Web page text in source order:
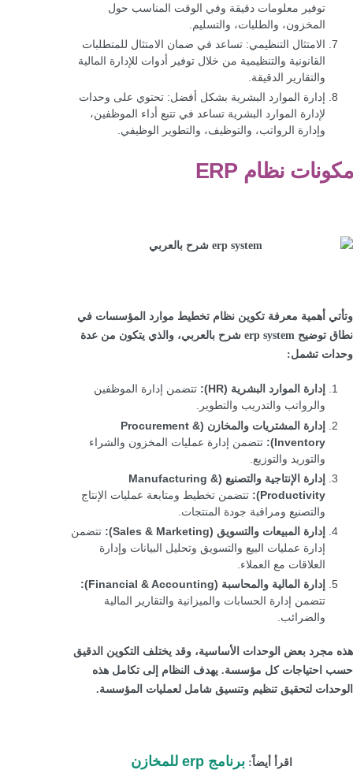
توفير معلومات دقيقة وفي الوقت المناسب حول
المخزون، والطلبات، والتسليم.
الامتثال التنظيمي: تساعد في ضمان الامتثال للمتطلبات
القانونية والتنظيمية من خلال توفير أدوات للإدارة المالية
والتقارير الدقيقة.
إدارة الموارد البشرية بشكل أفضل: تحتوي على وحدات
لإدارة الموارد البشرية تساعد في تتبع أداء الموظفين،
وإدارة الرواتب، والتوظيف، والتطوير الوظيفي.
مكونات نظام ERP
وتأتي أهمية معرفة تكوين نظام تخطيط موارد المؤسسات في
نطاق توضيح erp system شرح بالعربي، والذي يتكون من عدة
وحدات تشمل:
إدارة الموارد البشرية (HR):
تتضمن إدارة الموظفين
والرواتب والتدريب والتطوير.
إدارة المشتريات والمخازن (Procurement &
Inventory):
تتضمن إدارة عمليات المخزون والشراء
والتوريد والتوزيع.
إدارة الإنتاجية والتصنيع (Manufacturing &
Productivity):
تتضمن تخطيط ومتابعة عمليات الإنتاج
والتصنيع ومراقبة جودة المنتجات.
إدارة المبيعات والتسويق (Sales & Marketing):
تتضمن
إدارة عمليات البيع والتسويق وتحليل البيانات وإدارة
العلاقات مع العملاء.
إدارة المالية والمحاسبة (Financial & Accounting):
تتضمن إدارة الحسابات والميزانية والتقارير المالية
والضرائب.
هذه مجرد بعض الوحدات الأساسية، وقد يختلف التكوين الدقيق
حسب احتياجات كل مؤسسة. يهدف النظام إلى تكامل هذه
الوحدات لتحقيق تنظيم وتنسيق شامل لعمليات المؤسسة.
اقرأ أيضاً: برنامج erp للمخازن